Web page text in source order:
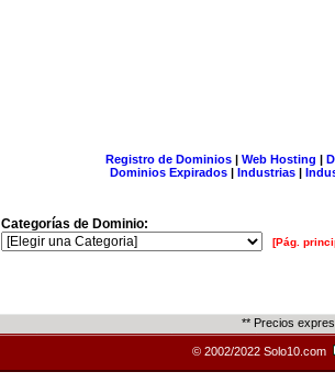
Registro de Dominios| Web Hosting |
Dominios Expirados | Industrias |
Categorías de Dominio:
[Pág.
** Precios
© 2002/2022 Solo10.com